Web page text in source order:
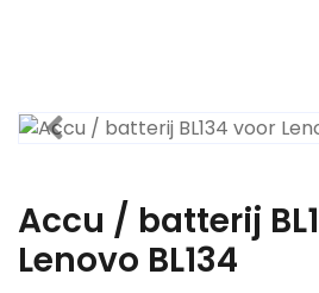
Accu / batterij
Lenovo BL134